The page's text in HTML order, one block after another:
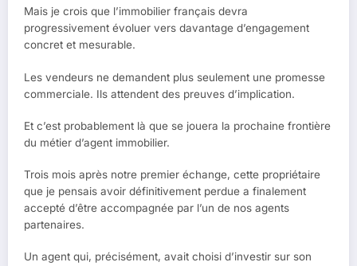
Mais je crois que l’immobilier français devra
progressivement évoluer vers davantage d’engagement
concret et mesurable.
Les vendeurs ne demandent plus seulement une promesse
commerciale. Ils attendent des preuves d’implication.
Et c’est probablement là que se jouera la prochaine frontière
du métier d’agent immobilier.
Trois mois après notre premier échange, cette propriétaire
que je pensais avoir définitivement perdue a finalement
accepté d’être accompagnée par l’un de nos agents
partenaires.
Un agent qui, précisément, avait choisi d’investir sur son